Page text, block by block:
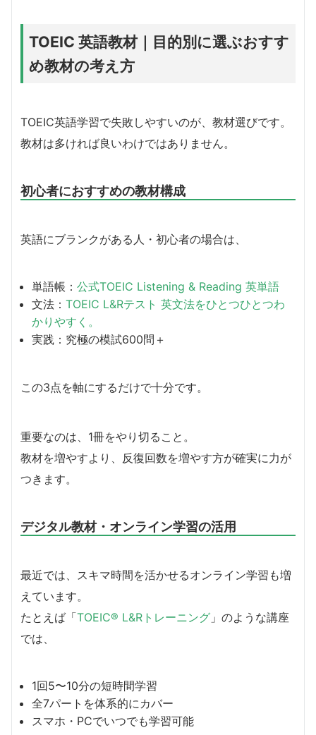
TOEIC 英語教材｜目的別に選ぶおすす
め教材の考え方
TOEIC英語学習で失敗しやすいのが、教材選びです。
教材は多ければ良いわけではありません。
初心者におすすめの教材構成
英語にブランクがある人・初心者の場合は、
単語帳： 公式TOEIC Listening & Reading 英単語
文法： TOEIC L&Rテスト 英文法をひとつひとつわ
かりやすく。
実践：究極の模試600問＋
この3点を軸にするだけで十分です。
重要なのは、1冊をやり切ること。
教材を増やすより、反復回数を増やす方が確実に力が
つきます。
デジタル教材・オンライン学習の活用
最近では、スキマ時間を活かせるオンライン学習も増
えています。
たとえば「TOEIC® L&Rトレーニング 」のような講座
では、
1回5〜10分の短時間学習
全7パートを体系的にカバー
スマホ・PCでいつでも学習可能